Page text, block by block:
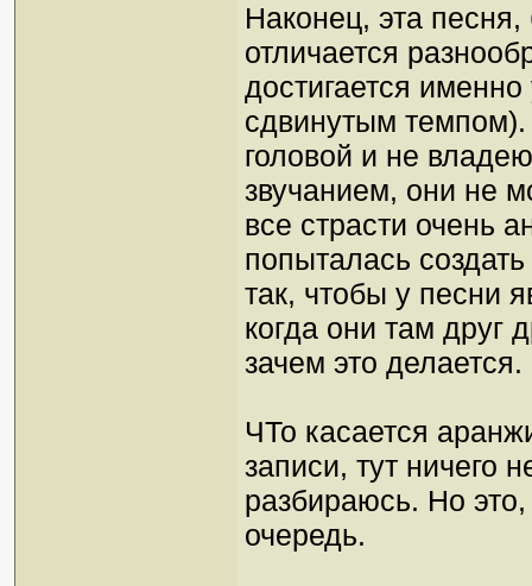
Наконец, эта
отличается
достигается
сдвинутым темпом).
головой и не
звучанием, они не
все страсти очень
попыталась
так, чтобы у песни
когда они там друг
зачем это делается.
ЧТо касается
записи, тут ничего
разбираюсь. Но
очередь.